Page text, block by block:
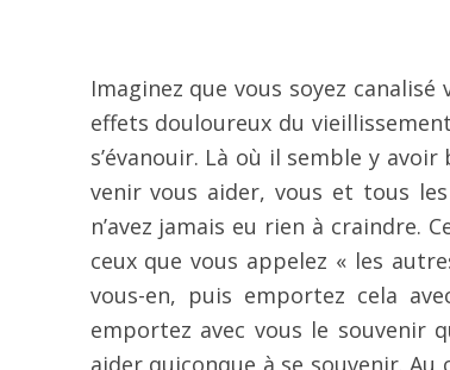
Imaginez que vous soyez
effets douloureux du
s’évanouir. Là où il semble y
venir vous aider, vous et tous
n’avez jamais eu rien à craindre.
ceux que vous appelez « les
vous-en, puis emportez cela
emportez avec vous le souvenir
aider quiconque à se souvenir.